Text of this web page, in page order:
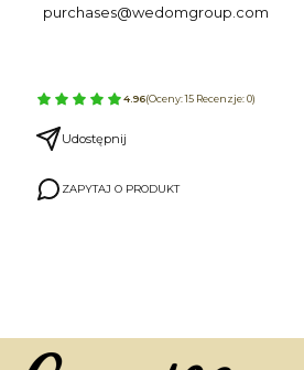
purchases@wedomgroup.com
4.96(Oceny: 15 Recenzje: 0)
Udostępnij
ZAPYTAJ O PRODUKT